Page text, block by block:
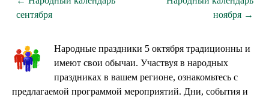
сентября
ноября →
Народные праздники 5 октября традиционны и
имеют свои обычаи. Участвуя в народных
праздниках в вашем регионе, ознакомьтесь с
предлагаемой программой мероприятий. Дни, события и